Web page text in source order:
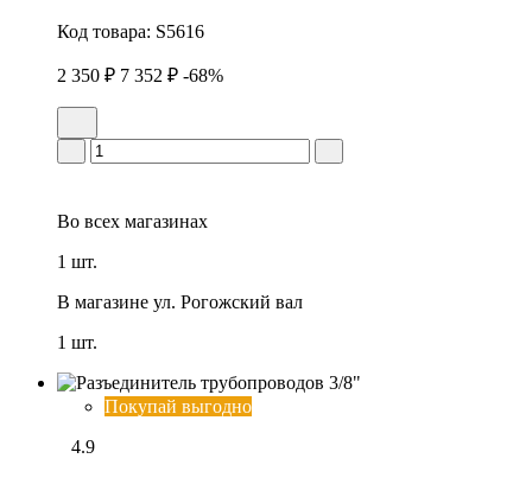
Код товара: S5616
2 350 ₽ 7 352 ₽ -68%
Во всех магазинах
1 шт.
В магазине ул. Рогожский вал
1 шт.
Покупай выгодно
4.9